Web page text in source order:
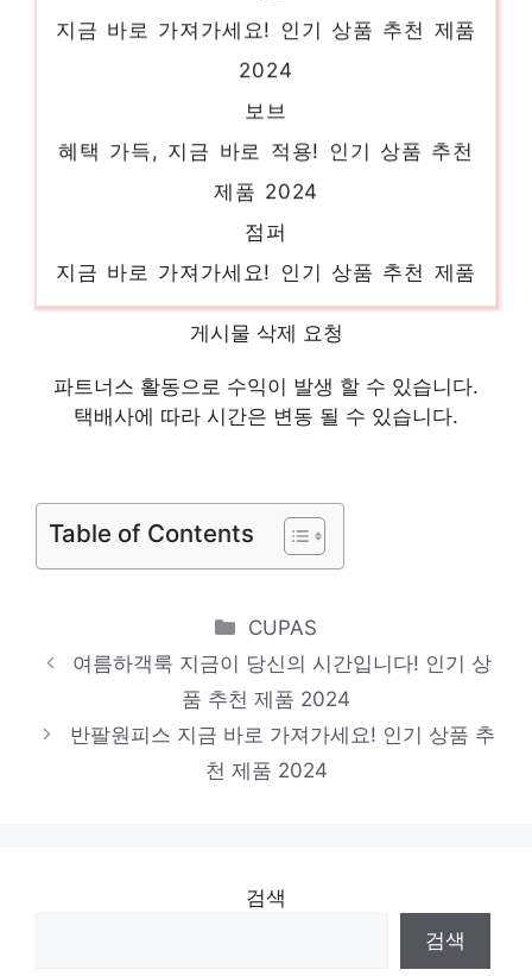
와이드청바지
일상에 반짝임을 추가하세요 인기 상품 추천
제품 2024
지금이 당신의 시간입니다! 인기 상품 추천
제품 2024
일상에 반짝임을 추가하세요 인기 상품 추천
제품 2024
지고트블라우스
품절 위기! 빠르게 잡아라! 인기 상품 추천 제
품 2024
게시물 삭제 요청
파트너스 활동으로 수익이 발생 할 수 있습니다.
택배사에 따라 시간은 변동 될 수 있습니다.
Table of Contents
Categories
CUPAS
여름하객룩 지금이 당신의 시간입니다! 인기 상
품 추천 제품 2024
반팔원피스 지금 바로 가져가세요! 인기 상품 추
천 제품 2024
검색
검색